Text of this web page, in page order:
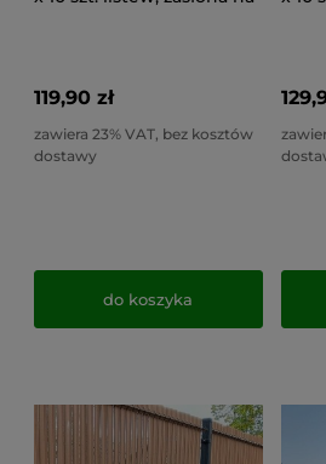
119,90 zł
zawiera 23% VAT, bez kosztów
dostawy
do koszyka